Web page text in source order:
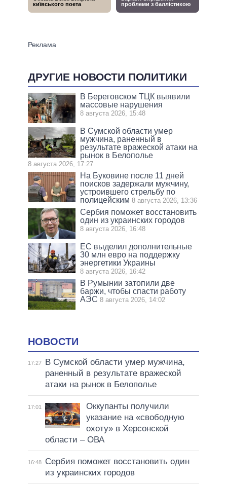
ДРУГИЕ НОВОСТИ ПОЛИТИКИ
В Береговском ТЦК выявили
массовые нарушения
8 августа 2026, 15:48
В Сумской области умер
мужчина, раненный в
результате вражеской атаки на
рынок в Белополье
8 августа 2026, 17:27
На Буковине после 11 дней
поисков задержали мужчину,
устроившего стрельбу по
полицейским 8 августа 2026, 13:36
Сербия поможет восстановить
один из украинских городов
8 августа 2026, 16:48
ЕС выделил дополнительные
30 млн евро на поддержку
энергетики Украины
8 августа 2026, 16:42
В Румынии затопили две
баржи, чтобы спасти работу
АЭС 8 августа 2026, 14:02
НОВОСТИ
17:27
В Сумской области умер мужчина,
раненный в результате вражеской
атаки на рынок в Белополье
17:01
Оккупанты получили
указание на «свободную
охоту» в Херсонской
области – ОВА
16:48
Сербия поможет восстановить один
из украинских городов